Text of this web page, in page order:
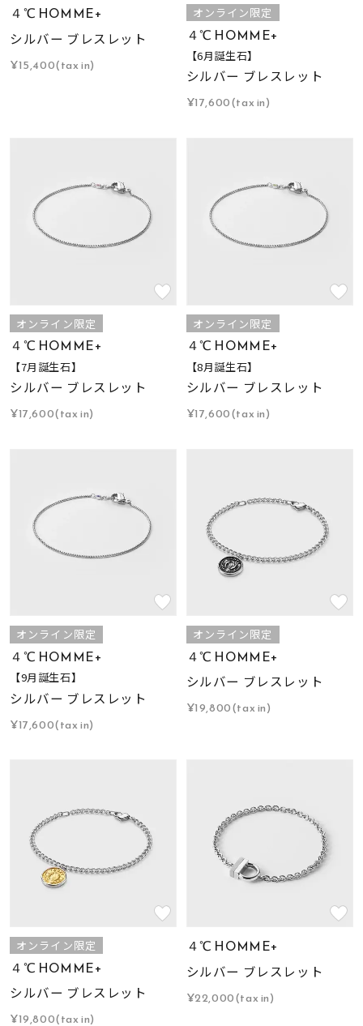
４℃ HOMME+
シルバー ブレスレット
¥15,400(tax in)
オンライン限定
４℃ HOMME+
【6月誕生石】
シルバー ブレスレット
¥17,600(tax in)
オンライン限定
４℃ HOMME+
【7月誕生石】
シルバー ブレスレット
¥17,600(tax in)
オンライン限定
４℃ HOMME+
【8月誕生石】
シルバー ブレスレット
¥17,600(tax in)
オンライン限定
４℃ HOMME+
【9月誕生石】
シルバー ブレスレット
¥17,600(tax in)
オンライン限定
４℃ HOMME+
シルバー ブレスレット
¥19,800(tax in)
オンライン限定
４℃ HOMME+
シルバー ブレスレット
¥19,800(tax in)
４℃ HOMME+
シルバー ブレスレット
¥22,000(tax in)